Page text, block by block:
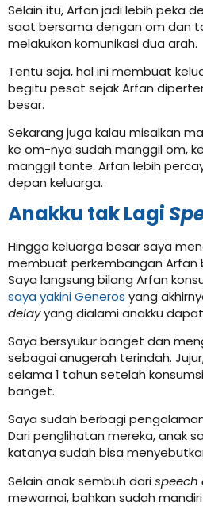
Selain itu, Arfan jadi lebih peka
saat bersama dengan om dan
melakukan komunikasi dua arah.
Tentu saja, hal ini membuat
begitu pesat sejak Arfan
besar.
Sekarang juga kalau misalkan
ke om-nya sudah manggil om,
manggil tante. Arfan lebih
depan keluarga.
Anakku tak Lagi
Hingga keluarga besar saya
membuat perkembangan Arfan
Saya langsung bilang Arfan
saya yakini Generos yang
delayyang dialami anakku
Saya bersyukur banget dan
sebagai anugerah terindah.
selama 1 tahun setelah
banget.
Saya sudah berbagi
Dari penglihatan mereka, anak
katanya sudah bisa
Selain anak sembuh darispeech
mewarnai, bahkan sudah